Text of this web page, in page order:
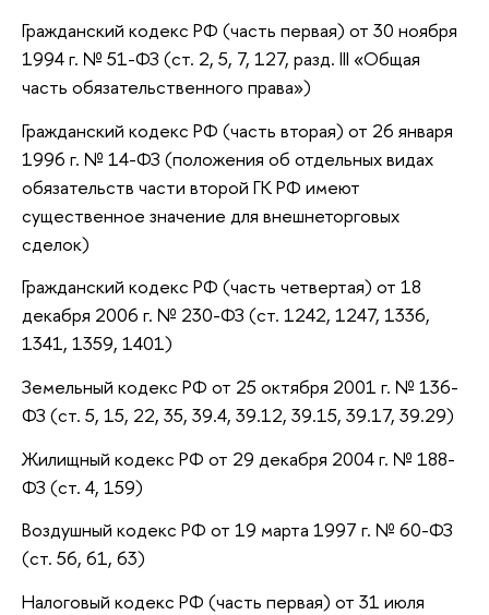
Гражданский кодекс РФ (часть первая) от 30 ноября
1994 г. № 51-ФЗ (ст. 2, 5, 7, 127, разд. III «Общая
часть обязательственного права»)
Гражданский кодекс РФ (часть вторая) от 26 января
1996 г. № 14-ФЗ (положения об отдельных видах
обязательств части второй ГК РФ имеют
существенное значение для внешнеторговых
сделок)
Гражданский кодекс РФ (часть четвертая) от 18
декабря 2006 г. № 230-ФЗ (ст. 1242, 1247, 1336,
1341, 1359, 1401)
Земельный кодекс РФ от 25 октября 2001 г. № 136-
ФЗ (ст. 5, 15, 22, 35, 39.4, 39.12, 39.15, 39.17, 39.29)
Жилищный кодекс РФ от 29 декабря 2004 г. № 188-
ФЗ (ст. 4, 159)
Воздушный кодекс РФ от 19 марта 1997 г. № 60-ФЗ
(ст. 56, 61, 63)
Налоговый кодекс РФ (часть первая) от 31 июля